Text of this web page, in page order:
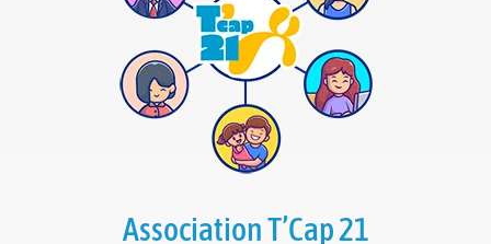
Association T’Cap 21